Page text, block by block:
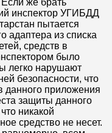
инспектор УГИБДД
пытается
адаптера из списка
средств в
было
легко нарушают
безопасности, что
данного приложения
защиты данного
никакой
средство не несет.